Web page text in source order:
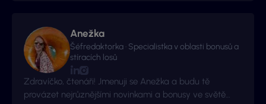
mnohem více informací.
Anežka
Šéfredaktorka · Specialistka v oblasti bonusů a
stíracích losů
Zdravíčko, čtenáři! Jmenuji se Anežka a budu tě
provázet nejrůznějšími novinkami a bonusy ve světě